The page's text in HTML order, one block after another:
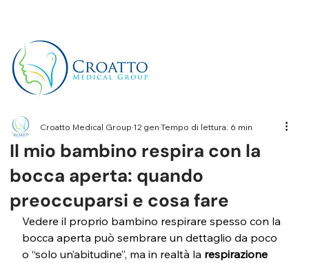
Il mio bambino respira con la
bocca aperta: quando
preoccuparsi e cosa fare
Croatto Medical Group12 genTempo di lettura: 6 min
Vedere il proprio bambino respirare spesso con la
bocca aperta può sembrare un dettaglio da poco
o “solo un’abitudine”, ma in realtà la respirazione